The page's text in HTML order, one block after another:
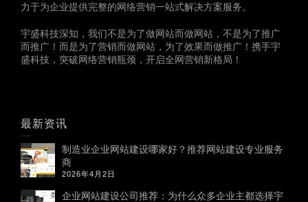
力于为企业提供完整的网络营销一站式解决方案服务。
宇盛科技深知，我们不是为了做网站而做网站，不是为了推广
而推广！而是为了营销而做网站，为了效果而做推广！携手宇
盛科技，突破网络营销瓶颈，开启全网营销新格局！
最新资讯
制造业企业网站建设哪家好？推荐网站建设专业服务
商
2026年4月2日
企业网站建设公司推荐：为什么众多企业主都选择宇